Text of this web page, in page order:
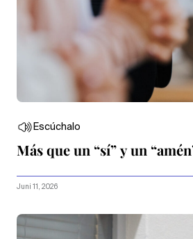
Escúchalo
Más que un “sí” y un
Juni 11, 2026